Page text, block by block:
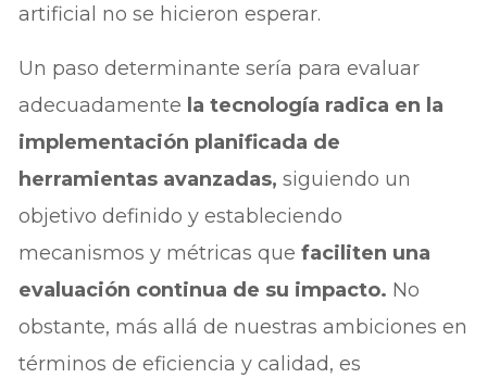
artificial no se hicieron esperar.
Un paso determinante sería para evaluar
adecuadamente la tecnología radica en la
implementación planificada de
herramientas avanzadas,siguiendo un
objetivo definido y estableciendo
mecanismos y métricas quefaciliten una
evaluación continua de su impacto. No
obstante, más allá de nuestras ambiciones en
términos de eficiencia y calidad, es